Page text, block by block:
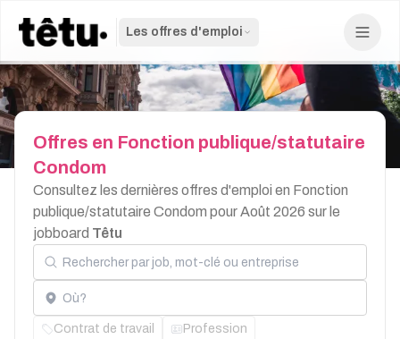
Les offres d'emploi
Offres en Fonction publique/statutaire
Condom
Consultez les dernières offres d'emploi en Fonction
publique/statutaire Condom pour Août 2026 sur le
jobboard Têtu
Rechercher par job, mot-clé ou entreprise
Localisation
Contrat de travail Profession